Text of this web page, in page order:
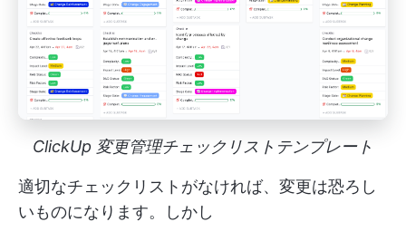
ClickUp 変更管理チェックリストテンプレート
適切なチェックリストがなければ、変更は恐ろし
いものになります。しかし